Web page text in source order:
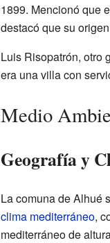
1899. Mencionó que
destacó que su
Luis Risopatrón, otro
era una villa con
Medio
Geografía y
La comuna de Alhué
clima mediterráneo,
mediterráneo de